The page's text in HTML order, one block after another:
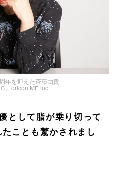
年を迎えた斉藤由貴
）oricon ME inc.
として脂が乗り切って
ことも驚かされまし